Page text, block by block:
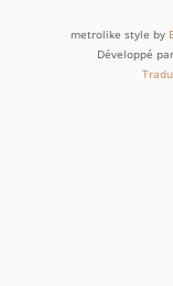
metrolike style by
Développé par